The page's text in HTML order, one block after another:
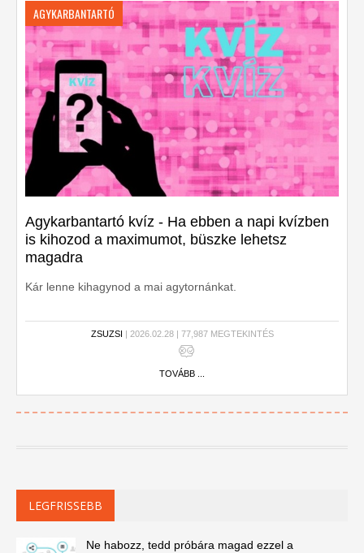
AGYKARBANTARTÓ
Agykarbantartó kvíz - Ha ebben a napi kvízben
is kihozod a maximumot, büszke lehetsz
magadra
Kár lenne kihagynod a mai agytornánkat.
ZSUZSI | 2026.02.28 | 77,987 MEGTEKINTÉS
TOVÁBB ...
LEGFRISSEBB
Ne habozz, tedd próbára magad ezzel a